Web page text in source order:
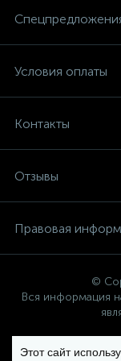
Условия оплаты
Контакты
Отзывы
Правовая
©
Вся информация
Этот сайт